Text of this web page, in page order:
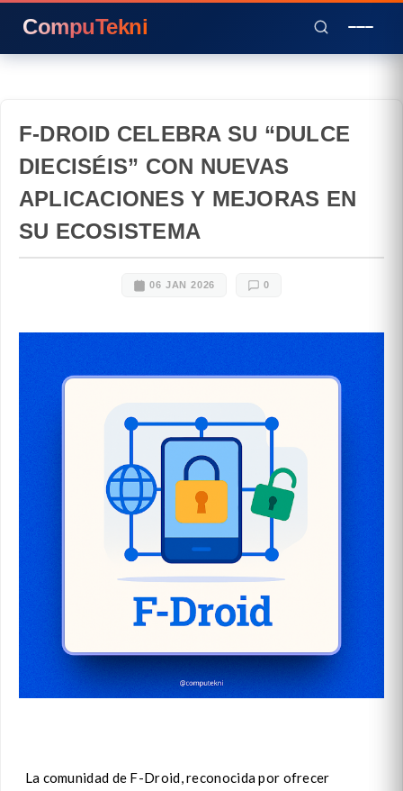
CompuTekni
F-DROID CELEBRA SU “DULCE
DIECISÉIS” CON NUEVAS
APLICACIONES Y MEJORAS EN
SU ECOSISTEMA
06 JAN 2026 0
La comunidad de F-Droid, reconocida por ofrecer